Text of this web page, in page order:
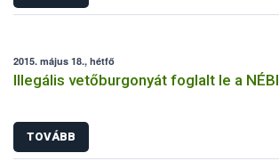
2015. május 18., hétfő
Illegális vetőburgonyát foglalt le a
TOVÁBB